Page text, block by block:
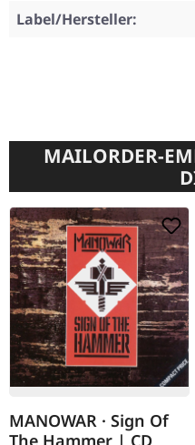
Label/Hersteller:
MAILORDER-
MANOWAR · Sign Of
The Hammer | CD